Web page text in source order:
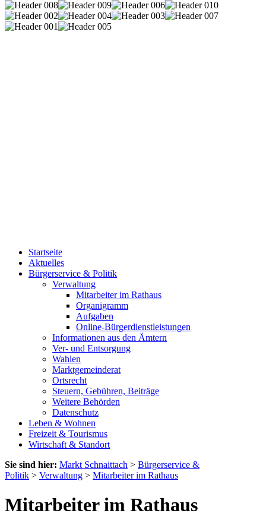
Startseite
Aktuelles
Bürgerservice & Politik
Verwaltung
Mitarbeiter im Rathaus
Organigramm
Aufgaben
Online-Bürgerdienstleistungen
Informationen aus den Ämtern
Ver- und Entsorgung
Wahlen
Marktgemeinderat
Ortsrecht
Steuern, Gebühren, Beiträge
Weitere Behörden
Datenschutz
Leben & Wohnen
Freizeit & Tourismus
Wirtschaft & Standort
Sie sind hier: Markt Schnaittach > Bürgerservice &
Politik > Verwaltung > Mitarbeiter im Rathaus
Mitarbeiter im Rathaus